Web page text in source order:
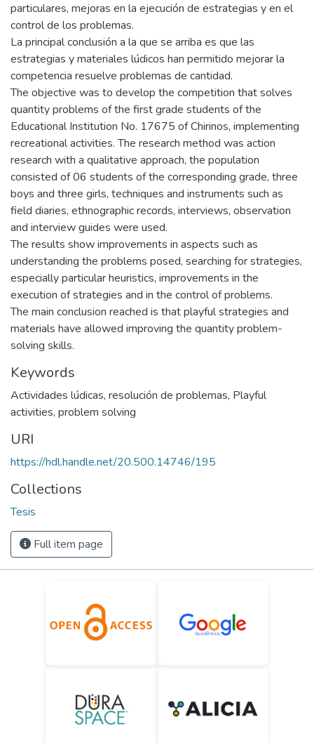
particulares, mejoras en la ejecución de estrategias y en el
control de los problemas.
La principal conclusión a la que se arriba es que las
estrategias y materiales lúdicos han permitido mejorar la
competencia resuelve problemas de cantidad.
The objective was to develop the competition that solves
quantity problems of the first grade students of the
Educational Institution No. 17675 of Chirinos, implementing
recreational activities. The research method was action
research with a qualitative approach, the population
consisted of 06 students of the corresponding grade, three
boys and three girls, techniques and instruments such as
field diaries, ethnographic records, interviews, observation
and interview guides were used.
The results show improvements in aspects such as
understanding the problems posed, searching for strategies,
especially particular heuristics, improvements in the
execution of strategies and in the control of problems.
The main conclusion reached is that playful strategies and
materials have allowed improving the quantity problem-
solving skills.
Keywords
Actividades lúdicas, resolución de problemas, Playful
activities, problem solving
URI
https://hdl.handle.net/20.500.14746/195
Collections
Tesis
Full item page